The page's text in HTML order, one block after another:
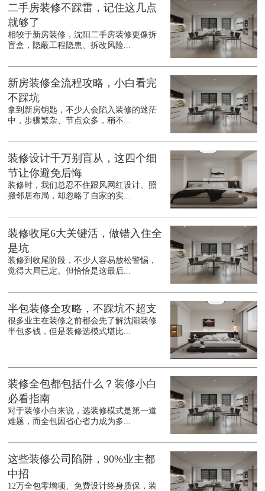
二手房装修不踩雷，记住这几点
就够了
相较于新房装修，沈阳二手房装修更像拆
盲盒，隐蔽工程隐患、拆改风险...
新房装修全流程攻略，小白看完
不踩坑
拿到新房钥匙，不少人会陷入装修的迷茫
中，步骤繁杂、节点众多，稍不...
装修设计千万别盲从，这四个细
节让你避免后悔
装修时，我们总忍不住跟风网红设计、照
搬邻居布局，却忽略了自家的实...
装修收尾6大关键活，做错入住全
是坑
装修到收尾阶段，不少人容易放松警惕，
觉得大局已定。但恰恰是这最后...
半包装修全攻略，不踩坑不超支
很多业主在装修之前都会先了解沈阳装修
半包多钱，但是装修选模式堪比...
装修全包都包括什么？装修小白
必看指南
对于装修小白来说，选装修模式是第一道
难题，而全包因省心省力成为多...
这些装修公司陷阱，90%业主都
中招
12万全包零增项、免费设计终身质保，装